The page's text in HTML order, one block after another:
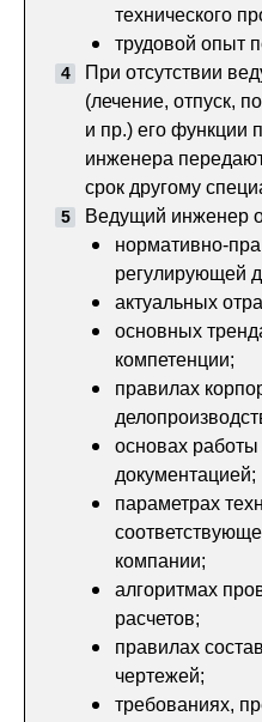
технического
трудовой опыт
При отсутствии
(лечение, отпуск,
и пр.) его функции
инженера
срок другому
Ведущий инженер
нормативно-
регулирующей
актуальных
основных
компетенции;
правилах
основах работы
документацией;
параметрах
компании;
алгоритмах
расчетов;
правилах
чертежей;
требованиях,